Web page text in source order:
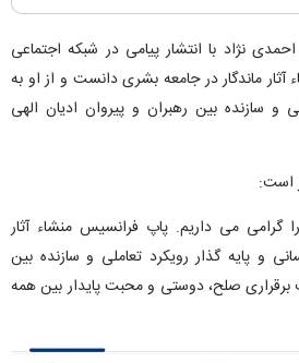
نژاد با انتشار پیامی در شبکه اجتماعی
آثار ماندگار در جامعه بشری دانست و از او به
و سازنده بین رهبران و پیروان ادیان الهی
است:
گرامی می داریم. پاپ فرانسیس منشاء آثار
و پایه گذار رویکرد تعاملی و سازنده بین
برقراری صلح، دوستی و محبت پایدار بین همه